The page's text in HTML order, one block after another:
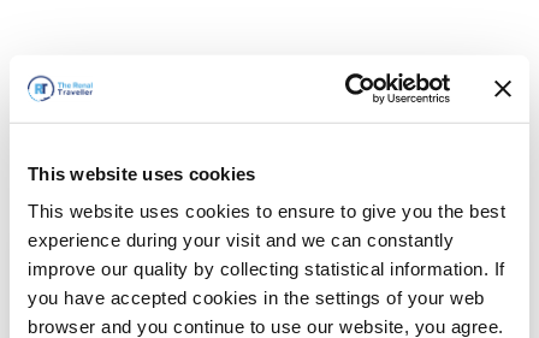
This website uses cookies
This website uses cookies to ensure to give you the best
experience during your visit and we can constantly
improve our quality by collecting statistical information. If
you have accepted cookies in the settings of your web
browser and you continue to use our website, you agree.